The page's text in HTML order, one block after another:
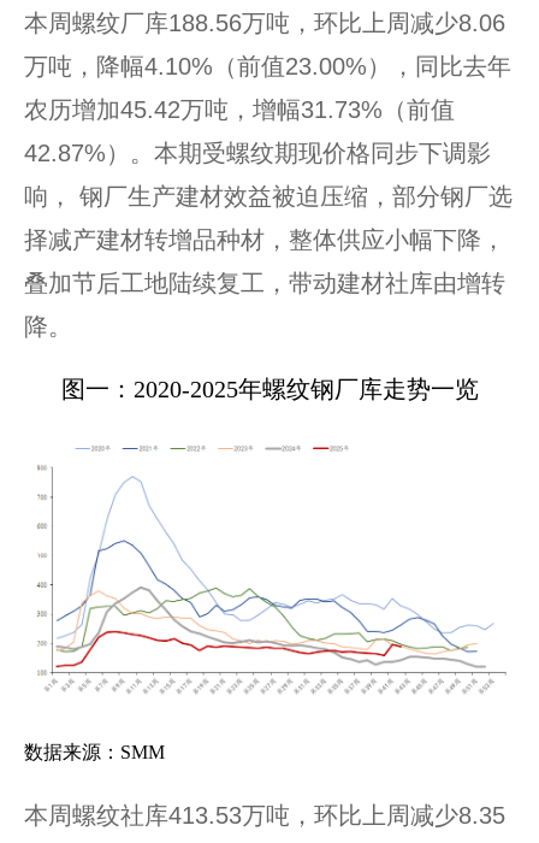
本周螺纹厂库188.56万吨，环比上周减少8.06
万吨，降幅4.10%（前值23.00%），同比去年
农历增加45.42万吨，增幅31.73%（前值
42.87%）。本期受螺纹期现价格同步下调影
响， 钢厂生产建材效益被迫压缩，部分钢厂选
择减产建材转增品种材，整体供应小幅下降，
叠加节后工地陆续复工，带动建材社库由增转
降。
图一：2020-2025年螺纹钢厂库走势一览
数据来源：SMM
本周螺纹社库413.53万吨，环比上周减少8.35